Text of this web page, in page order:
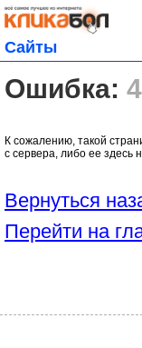
Сайты
Ошибка:
К сожалению, такой
с сервера, либо ее здесь
Вернуться
Перейти на